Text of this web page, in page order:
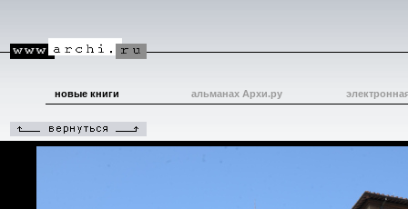
новые книги альманах Архи.ру